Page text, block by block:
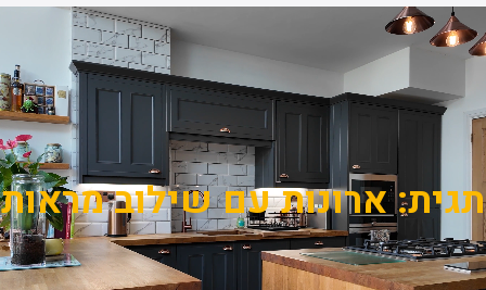
תגית:ארונות עם שילוב מראות